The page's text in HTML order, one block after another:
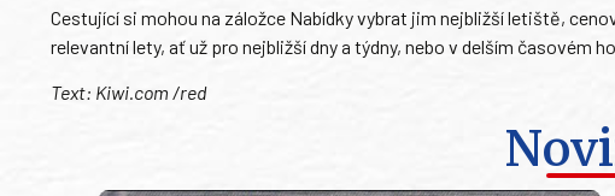
Cestující si mohou na záložce Nabídky vybrat jim nejbližší letiště,
relevantní lety, ať už pro nejbližší dny a týdny, nebo v delším časovém
Text: Kiwi.com /red